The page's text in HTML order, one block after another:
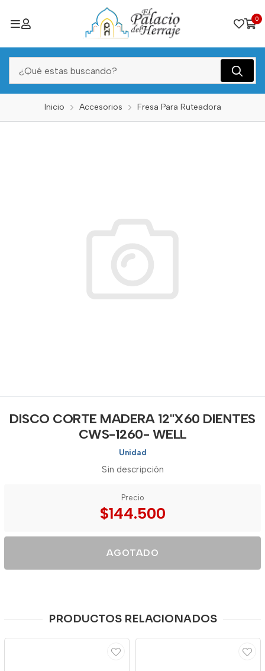
0
Inicio Accesorios Fresa Para Ruteadora
DISCO CORTE MADERA 12"X60 DIENTES
CWS-1260- WELL
Unidad
Sin descripción
Precio
$144.500
AGOTADO
PRODUCTOS RELACIONADOS